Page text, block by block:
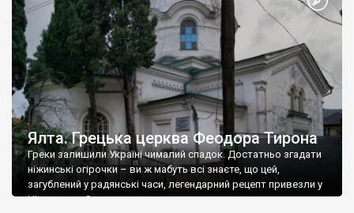
Ялта. Грецька церква Феодора Тирона
Греки залишили Україні чималий спадок. Достатньо згадати
ніжинські огірочки – ви ж мабуть всі знаєте, що цей,
загублений у радянські часи, легендарний рецепт привезли у
Ніжин греки?